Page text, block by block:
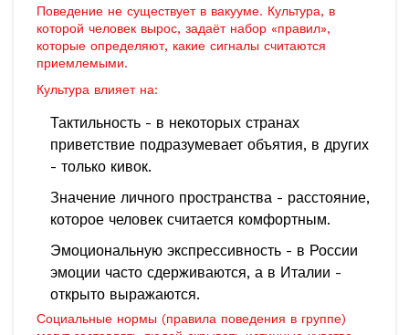
Поведение не существует в вакууме. Культура, в
которой человек вырос, задаёт набор «правил»,
которые определяют, какие сигналы считаются
приемлемыми.
Культура влияет на:
Тактильность - в некоторых странах
приветствие подразумевает объятия, в других
- только кивок.
Значение личного пространства - расстояние,
которое человек считается комфортным.
Эмоциональную экспрессивность - в России
эмоции часто сдерживаются, а в Италии -
открыто выражаются.
Социальные нормы (правила поведения в группе)